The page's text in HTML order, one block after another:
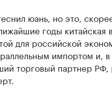
юань, но это,
годы китайская
для российской
импортом и,
торговый партнер